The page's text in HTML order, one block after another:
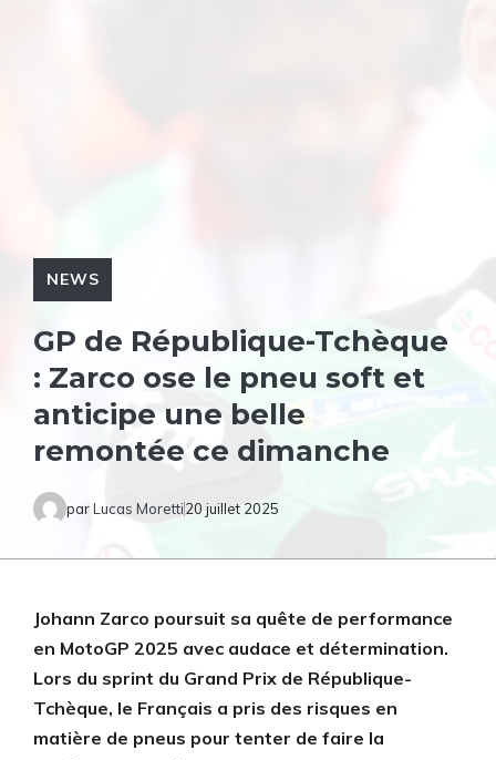
NEWS
GP de République-Tchèque
: Zarco ose le pneu soft et
anticipe une belle
remontée ce dimanche
parLucas Moretti20 juillet 2025
Johann Zarco poursuit sa quête de performance
en MotoGP 2025 avec audace et détermination.
Lors du sprint du Grand Prix de République-
Tchèque, le Français a pris des risques en
matière de pneus pour tenter de faire la